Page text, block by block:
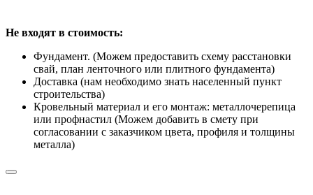
Не входят в стоимость:
Фундамент. (Можем предоставить схему расстановки
свай, план ленточного или плитного фундамента)
Доставка (нам необходимо знать населенный пункт
строительства)
Кровельный материал и его монтаж: металлочерепица
или профнастил (Можем добавить в смету при
согласовании с заказчиком цвета, профиля и толщины
металла)